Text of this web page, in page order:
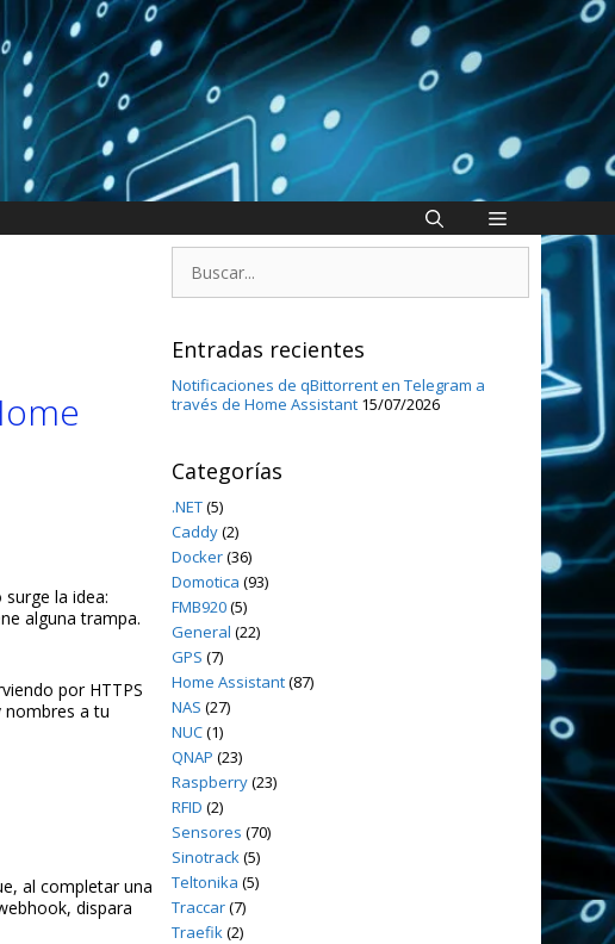
la idea:
alguna trampa.
por HTTPS
nombres a tu
al completar una
dispara
Buscar:
Entradas recientes
Notificaciones de qBittorrent en Telegram a
través de Home Assistant 15/07/2026
Categorías
.NET(5)
Caddy(2)
Docker(36)
Domotica (93)
FMB920(5)
General (22)
GPS (7)
Home Assistant(87)
NAS (27)
NUC(1)
QNAP (23)
Raspberry(23)
RFID (2)
Sensores (70)
Sinotrack(5)
Teltonika (5)
Traccar(7)
Traefik(2)